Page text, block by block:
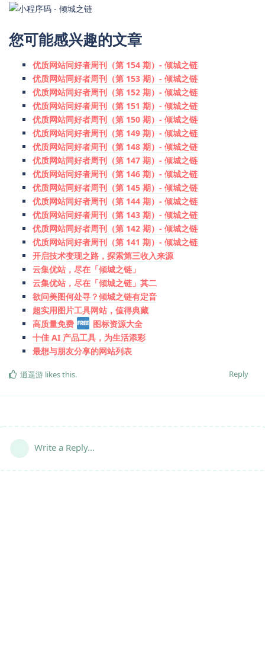
您可能感兴趣的文章
优质网站同好者周刊（第 154 期）- 倾城之链
优质网站同好者周刊（第 153 期）- 倾城之链
优质网站同好者周刊（第 152 期）- 倾城之链
优质网站同好者周刊（第 151 期）- 倾城之链
优质网站同好者周刊（第 150 期）- 倾城之链
优质网站同好者周刊（第 149 期）- 倾城之链
优质网站同好者周刊（第 148 期）- 倾城之链
优质网站同好者周刊（第 147 期）- 倾城之链
优质网站同好者周刊（第 146 期）- 倾城之链
优质网站同好者周刊（第 145 期）- 倾城之链
优质网站同好者周刊（第 144 期）- 倾城之链
优质网站同好者周刊（第 143 期）- 倾城之链
优质网站同好者周刊（第 142 期）- 倾城之链
优质网站同好者周刊（第 141 期）- 倾城之链
开启技术变现之路，探索第三收入来源
云集优站，尽在「倾城之链」
云集优站，尽在「倾城之链」其二
欲问美图何处寻？倾城之链有定音
超实用图片工具网站，值得典藏
高质量免费
图标资源大全
十佳 AI 产品工具，为生活添彩
最想与朋友分享的网站列表
Reply
逍遥游 likes this.
Write a Reply...